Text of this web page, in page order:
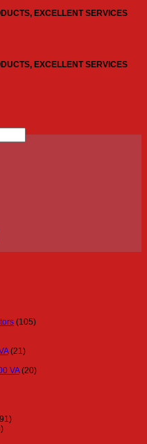
EXCELLENT SERVICES
EXCELLENT SERVICES
(105)
(21)
VA (20)